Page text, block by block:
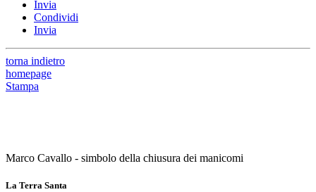
Invia
Condividi
Invia
torna indietro
homepage
Stampa
Marco Cavallo - simbolo della chiusura dei manicomi
La Terra Santa